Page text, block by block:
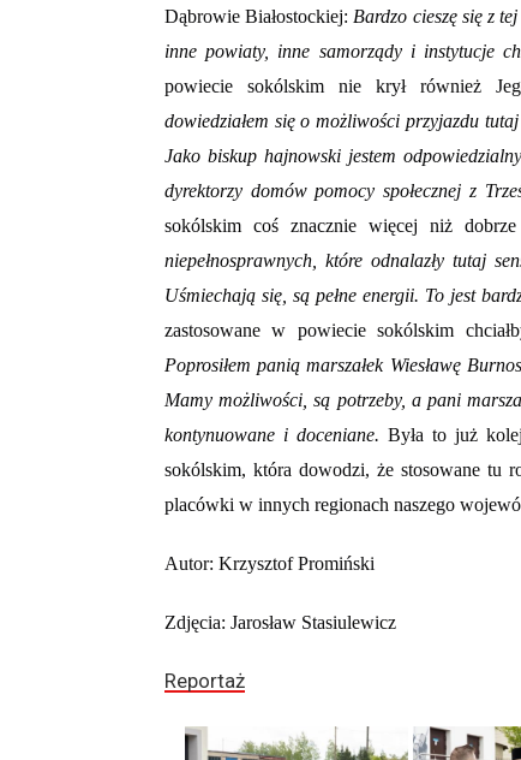
Dąbrowie Białostockiej: Bardzo cieszę się z
inne powiaty, inne samorządy i instytucje
powiecie sokólskim nie krył również
dowiedziałem się o możliwości przyjazdu
Jako biskup hajnowski jestem
dyrektorzy domów pomocy społecznej z
sokólskim coś znacznie więcej niż
niepełnosprawnych, które odnalazły tutaj
Uśmiechają się, są pełne energii. To jest
zastosowane w powiecie sokólskim
Poprosiłem panią marszałek Wiesławę
Mamy możliwości, są potrzeby, a pani
kontynuowane i doceniane.Była to już
sokólskim, która dowodzi, że stosowane tu
placówki w innych regionach naszego
Autor: Krzysztof Promiński
Zdjęcia: Jarosław Stasiulewicz
Reportaż